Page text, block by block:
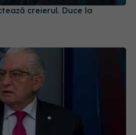
creierul. Duce la